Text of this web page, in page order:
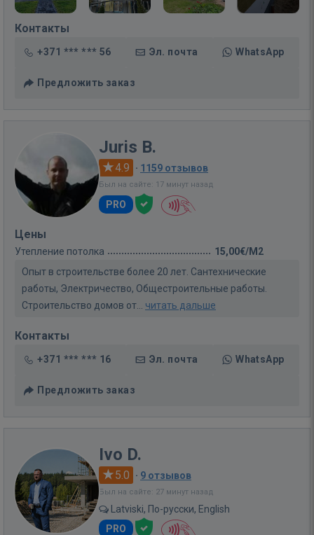
Контакты
+371 *** *** 56 Эл. почта WhatsApp
Предложить заказ
Juris B.
4.9 · 1159 отзывов
Был на сайте: 17 минут назад
PRO
Цены
Утепление потолка
15,00€/M2
Опыт в строительстве более 20 лет. Сантехнические
работы, Электричество, Общестроительные работы.
Строительство домов от... читать дальше
Контакты
+371 *** *** 16 Эл. почта WhatsApp
Предложить заказ
Ivo D.
5.0 · 9 отзывов
Был на сайте: 27 минут назад
Latviski, По-русски, English
PRO